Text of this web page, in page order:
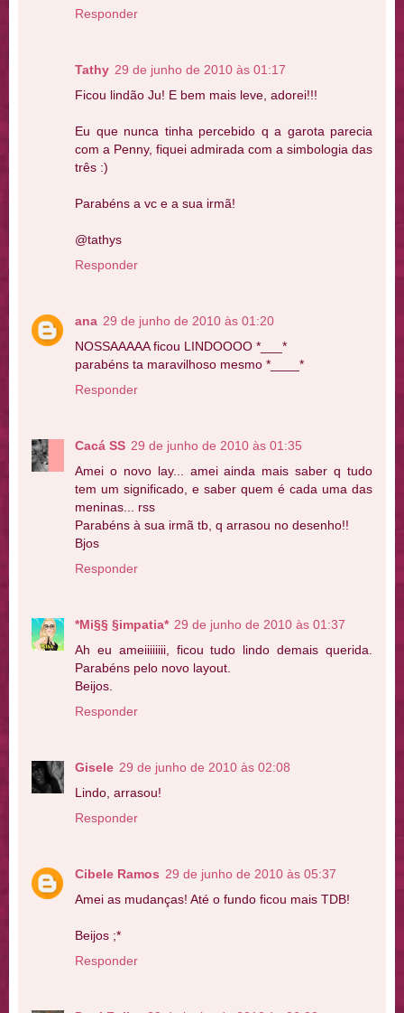
Responder
Tathy 29 de junho de 2010 às 01:17
Ficou lindão Ju! E bem mais leve, adorei!!!
Eu que nunca tinha percebido q a garota parecia
com a Penny, fiquei admirada com a simbologia das
três :)
Parabéns a vc e a sua irmã!
@tathys
Responder
ana 29 de junho de 2010 às 01:20
NOSSAAAAA ficou LINDOOOO *___*
parabéns ta maravilhoso mesmo *____*
Responder
Cacá SS 29 de junho de 2010 às 01:35
Amei o novo lay... amei ainda mais saber q tudo
tem um significado, e saber quem é cada uma das
meninas... rss
Parabéns à sua irmã tb, q arrasou no desenho!!
Bjos
Responder
*Mi§§ §impatia* 29 de junho de 2010 às 01:37
Ah eu ameiiiiiiii, ficou tudo lindo demais querida.
Parabéns pelo novo layout.
Beijos.
Responder
Gisele 29 de junho de 2010 às 02:08
Lindo, arrasou!
Responder
Cibele Ramos 29 de junho de 2010 às 05:37
Amei as mudanças! Até o fundo ficou mais TDB!
Beijos ;*
Responder